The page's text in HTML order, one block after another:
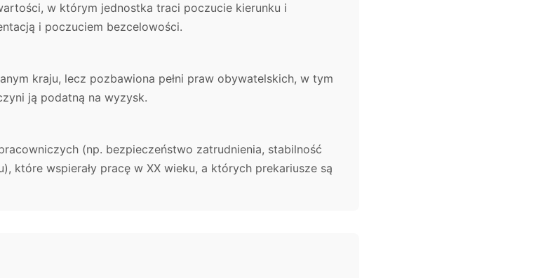
w którym jednostka traci poczucie kierunku i
i poczuciem bezcelowości.
kraju, lecz pozbawiona pełni praw obywatelskich, w tym
ją podatną na wyzysk.
(np. bezpieczeństwo zatrudnienia, stabilność
które wspierały pracę w XX wieku, a których prekariusze są